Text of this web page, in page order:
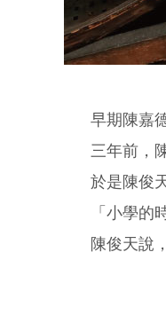
早期陳嘉
三年前，
於是陳俊
「小學的
陳俊天說